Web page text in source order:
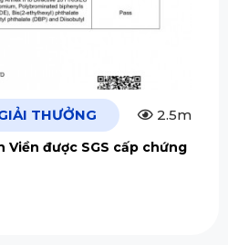
THƯỞNG 2.5m
Viền được SGS cấp chứng